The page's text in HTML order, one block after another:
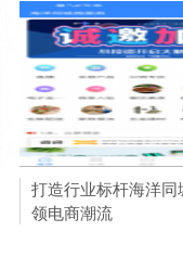
大咖云集 精英荟萃丨
美学大师汇」2020
打造行业标杆海洋同
领电商潮流